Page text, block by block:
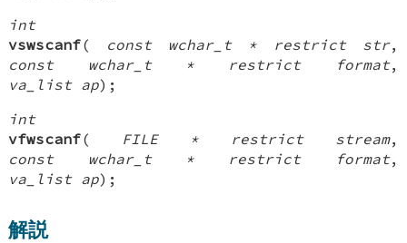
int
vswscanf( const wchar_t * restrict str,
const wchar_t * restrict format,
va_list ap);
int
vfwscanf( FILE * restrict stream,
const wchar_t * restrict format,
va_list ap);
解説